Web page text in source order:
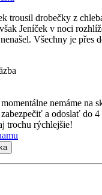
trousil drobečky z
Jeníček v noci
Všechny je přes
nemáme na
a odoslať do
trochu rýchlejšie!